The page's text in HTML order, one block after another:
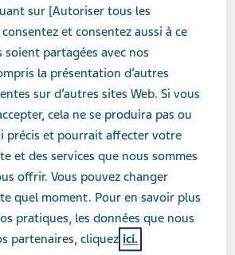
sur [Autoriser tous les
et consentez aussi à ce
soient partagées avec nos
la présentation d’autres
sur d’autres sites Web. Si vous
cela ne se produira pas ou
précis et pourrait affecter votre
et des services que nous sommes
offrir. Vous pouvez changer
quel moment. Pour en savoir plus
pratiques, les données que nous
partenaires, cliquez ici.